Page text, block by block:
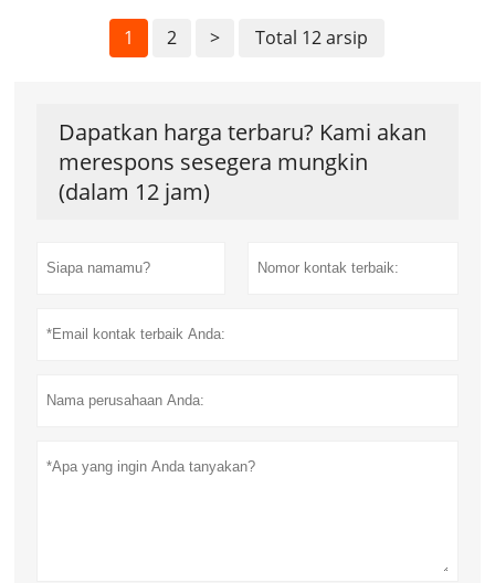
1 2 > Total 12 arsip
Dapatkan harga terbaru? Kami akan
merespons sesegera mungkin
(dalam 12 jam)